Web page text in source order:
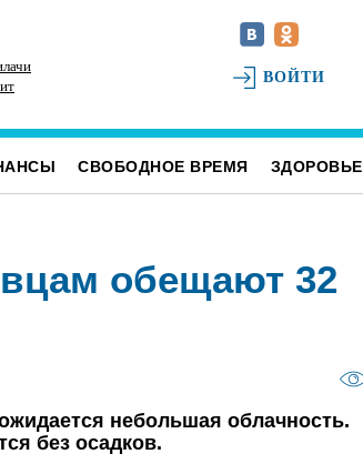
ВОЙТИ
СВОБОДНОЕ ВРЕМЯ ЗДОРОВЬЕ
обещают 32
небольшая облачность.
без осадков.